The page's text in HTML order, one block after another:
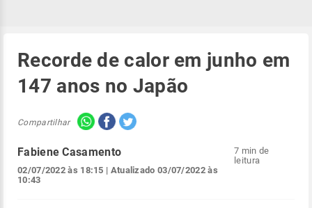
Recorde de calor em junho em
147 anos no Japão
Compartilhar
Fabiene Casamento
02/07/2022 às 18:15 | Atualizado 03/07/2022 às
10:43
7 min de
leitura